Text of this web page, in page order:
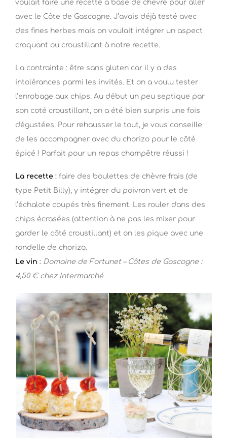
voulait faire une recette à base de chèvre pour aller
avec le Côte de Gascogne. J’avais déjà testé avec
des fines herbes mais on voulait intégrer un aspect
croquant ou croustillant à notre recette.
La contrainte : être sans gluten car il y a des
intolérances parmi les invités. Et on a voulu tester
l’enrobage aux chips. Au début un peu septique par
son coté croustillant, on a été bien surpris une fois
dégustées. Pour rehausser le tout, je vous conseille
de les accompagner avec du chorizo pour le côté
épicé ! Parfait pour un repas champêtre réussi !
La recette : faire des boulettes de chèvre frais (de
type Petit Billy), y intégrer du poivron vert et de
l’échalote coupés très finement. Les rouler dans des
chips écrasées (attention à ne pas les mixer pour
garder le côté croustillant) et on les pique avec une
rondelle de chorizo.
Le vin : Domaine de Fortunet – Côtes de Gascogne :
4,50 € chez Intermarché